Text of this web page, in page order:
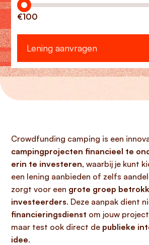
€100
Lening aanvragen
Crowdfunding camping is een
campingprojecten financieel te
erin te investeren, waarbij je kunt
een lening aanbieden of zelfs
zorgt voor een grote groep
investeerders. Deze aanpak dient
financieringsdienst om jouw
maar test ook direct de publieke
idee.